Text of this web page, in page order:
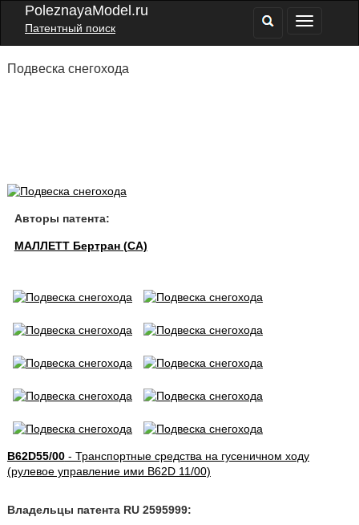
PoleznayaModel.ru
Патентный поиск
Подвеска снегохода
Авторы патента:
МАЛЛЕТТ Бертран (CA)
B62D55/00- Транспортные средства на гусеничном ходу
(рулевое управление ими B62D 11/00)
Владельцы патента RU 2595999: